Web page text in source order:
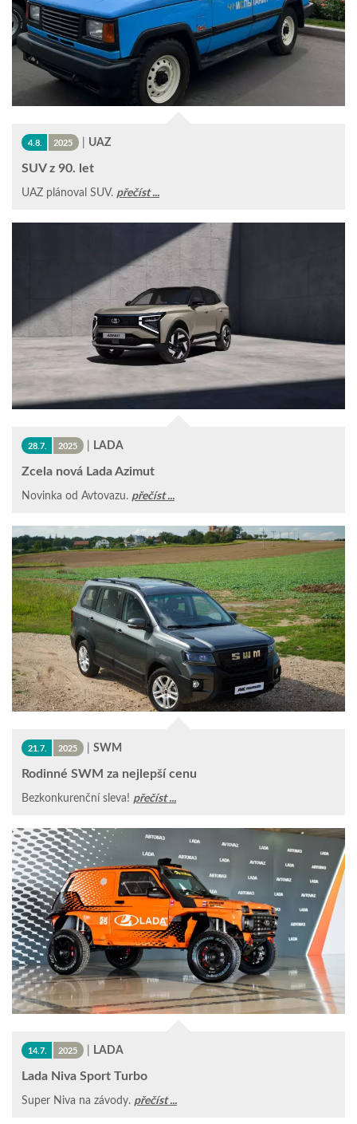
4.8. 2025 | UAZ
SUV z 90. let
UAZ plánoval SUV. přečíst ...
28.7. 2025 | LADA
Zcela nová Lada Azimut
Novinka od Avtovazu. přečíst ...
21.7. 2025 | SWM
Rodinné SWM za nejlepší cenu
Bezkonkurenční sleva! přečíst ...
14.7. 2025 | LADA
Lada Niva Sport Turbo
Super Niva na závody. přečíst ...